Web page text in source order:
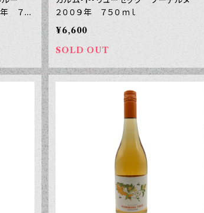
年 ７５
２００９年 ７５０ｍｌ
¥6,600
SOLD OUT